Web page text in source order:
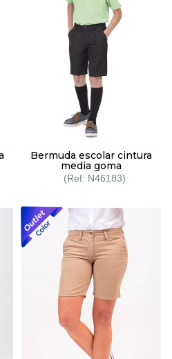
Bermuda escolar cintura
media goma
N46183